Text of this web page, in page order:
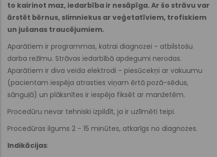
to kairinot maz, iedarbība ir nesāpīga. Ar šo strāvu var
ārstēt bērnus, slimniekus ar veģetatīviem, trofiskiem
un jušanas traucējumiem.
Aparātiem ir programmas, katrai diagnozei - atbilstošu
darba režīmu. Strāvas iedarbībā apdegumi nerodas.
Aparātiem ir diva veida elektrodi - piesūcekņi ar vakuumu
(pacientam iespēja atrasties viņam ērtā pozā-sēdus,
sānguļā) un plāksnītes ir iespēja fiksēt ar manžetēm.
Procedūru nevar tehniski izpildīt, ja ir uzlīmēti teipi.
Procedūras ilgums 2 - 15 minūtes, atkarīgs no diagnozes.
Indikācijas: